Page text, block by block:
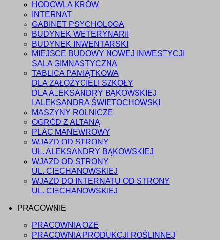
HODOWLA KRÓW
INTERNAT
GABINET PSYCHOLOGA
BUDYNEK WETERYNARII
BUDYNEK INWENTARSKI
MIEJSCE BUDOWY NOWEJ INWESTYCJI
SALA GIMNASTYCZNA
TABLICA PAMIĄTKOWA
DLA ZAŁOŻYCIELI SZKOŁY
DLA ALEKSANDRY BĄKOWSKIEJ
I ALEKSANDRA ŚWIĘTOCHOWSKI
MASZYNY ROLNICZE
OGRÓD Z ALTANĄ
PLAC MANEWROWY
WJAZD OD STRONY
UL. ALEKSANDRY BĄKOWSKIEJ
WJAZD OD STRONY
UL. CIECHANOWSKIEJ
WJAZD DO INTERNATU OD STRONY
UL. CIECHANOWSKIEJ
PRACOWNIE
PRACOWNIA OZE
PRACOWNIA PRODUKCJI ROŚLINNEJ